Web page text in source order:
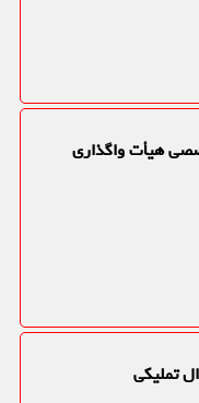
هیأت واگذاری
تملیکی